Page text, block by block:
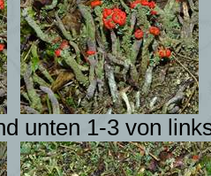
unten 1-3 von